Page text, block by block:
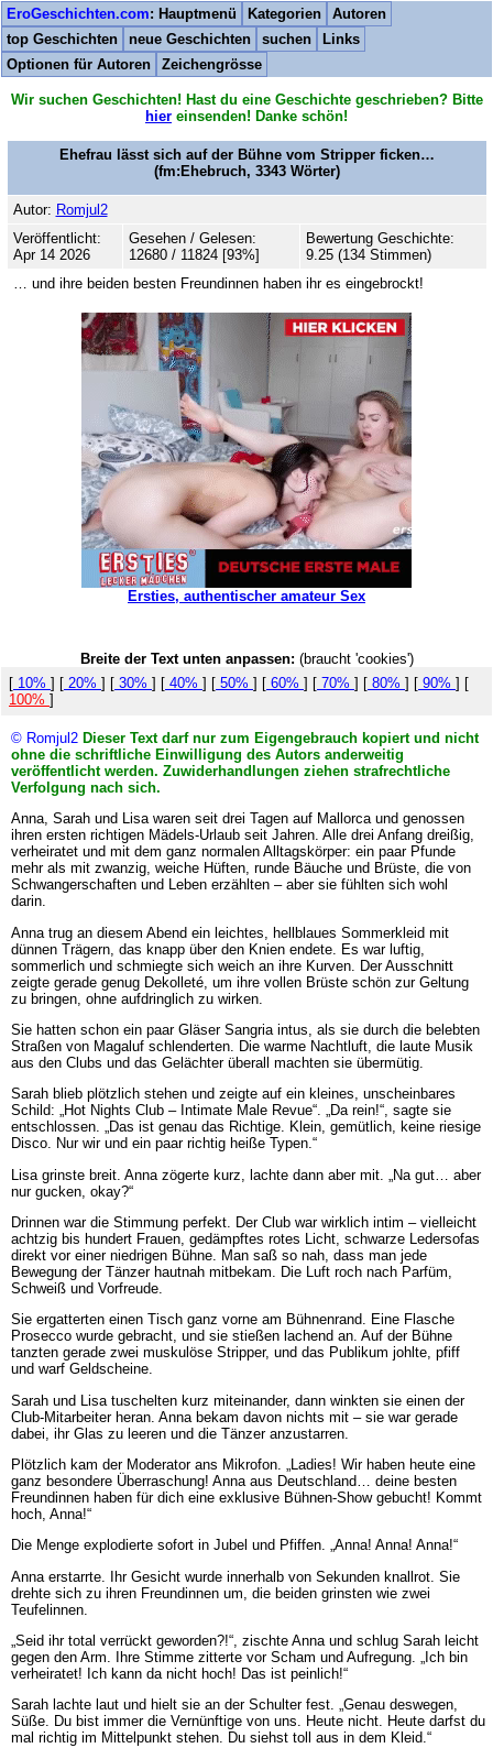
EroGeschichten.com: Hauptmenü Kategorien
Autoren
top Geschichten
neue Geschichten suchen
Links
Optionen für Autoren
Zeichengrösse
Wir suchen Geschichten! Hast du eine Geschichte geschrieben? Bitte
hier einsenden! Danke schön!
Ehefrau lässt sich auf der Bühne vom Stripper ficken…
(fm:Ehebruch, 3343Wörter)
Autor: Romjul2
Veröffentlicht:
Apr 14 2026
Gesehen / Gelesen:
12680 / 11824 [93%]
Bewertung Geschichte:
9.25 (134 Stimmen)
… und ihre beiden besten Freundinnen haben ihr es eingebrockt!
Ersties, authentischer amateur Sex
Breite der Text unten anpassen: (braucht 'cookies')
[ 10% ] [ 20% ] [ 30% ] [ 40% ] [ 50% ] [ 60% ] [ 70% ] [ 80% ] [ 90% ] [
100% ]
© Romjul2 Dieser Text darf nur zum Eigengebrauch kopiert und nicht
ohne die schriftliche Einwilligung des Autors anderweitig
veröffentlicht werden. Zuwiderhandlungen ziehen strafrechtliche
Verfolgung nach sich.
Anna, Sarah und Lisa waren seit drei Tagen auf Mallorca und genossen
ihren ersten richtigen Mädels-Urlaub seit Jahren. Alle drei Anfang dreißig,
verheiratet und mit dem ganz normalen Alltagskörper: ein paar Pfunde
mehr als mit zwanzig, weiche Hüften, runde Bäuche und Brüste, die von
Schwangerschaften und Leben erzählten – aber sie fühlten sich wohl
darin.
Anna trug an diesem Abend ein leichtes, hellblaues Sommerkleid mit
dünnen Trägern, das knapp über den Knien endete. Es war luftig,
sommerlich und schmiegte sich weich an ihre Kurven. Der Ausschnitt
zeigte gerade genug Dekolleté, um ihre vollen Brüste schön zur Geltung
zu bringen, ohne aufdringlich zu wirken.
Sie hatten schon ein paar Gläser Sangria intus, als sie durch die belebten
Straßen von Magaluf schlenderten. Die warme Nachtluft, die laute Musik
aus den Clubs und das Gelächter überall machten sie übermütig.
Sarah blieb plötzlich stehen und zeigte auf ein kleines, unscheinbares
Schild: „Hot Nights Club – Intimate Male Revue“. „Da rein!“, sagte sie
entschlossen. „Das ist genau das Richtige. Klein, gemütlich, keine riesige
Disco. Nur wir und ein paar richtig heiße Typen.“
Lisa grinste breit. Anna zögerte kurz, lachte dann aber mit. „Na gut… aber
nur gucken, okay?“
Drinnen war die Stimmung perfekt. Der Club war wirklich intim – vielleicht
achtzig bis hundert Frauen, gedämpftes rotes Licht, schwarze Ledersofas
direkt vor einer niedrigen Bühne. Man saß so nah, dass man jede
Bewegung der Tänzer hautnah mitbekam. Die Luft roch nach Parfüm,
Schweiß und Vorfreude.
Sie ergatterten einen Tisch ganz vorne am Bühnenrand. Eine Flasche
Prosecco wurde gebracht, und sie stießen lachend an. Auf der Bühne
tanzten gerade zwei muskulöse Stripper, und das Publikum johlte, pfiff
und warf Geldscheine.
Sarah und Lisa tuschelten kurz miteinander, dann winkten sie einen der
Club-Mitarbeiter heran. Anna bekam davon nichts mit – sie war gerade
dabei, ihr Glas zu leeren und die Tänzer anzustarren.
Plötzlich kam der Moderator ans Mikrofon. „Ladies! Wir haben heute eine
ganz besondere Überraschung! Anna aus Deutschland… deine besten
Freundinnen haben für dich eine exklusive Bühnen-Show gebucht! Kommt
hoch, Anna!“
Die Menge explodierte sofort in Jubel und Pfiffen. „Anna! Anna! Anna!“
Anna erstarrte. Ihr Gesicht wurde innerhalb von Sekunden knallrot. Sie
drehte sich zu ihren Freundinnen um, die beiden grinsten wie zwei
Teufelinnen.
„Seid ihr total verrückt geworden?!“, zischte Anna und schlug Sarah leicht
gegen den Arm. Ihre Stimme zitterte vor Scham und Aufregung. „Ich bin
verheiratet! Ich kann da nicht hoch! Das ist peinlich!“
Sarah lachte laut und hielt sie an der Schulter fest. „Genau deswegen,
Süße. Du bist immer die Vernünftige von uns. Heute nicht. Heute darfst du
mal richtig im Mittelpunkt stehen. Du siehst toll aus in dem Kleid.“